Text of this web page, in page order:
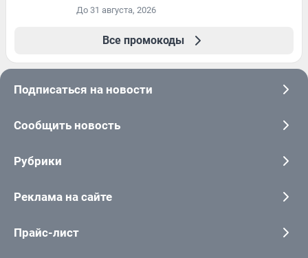
До 31 августа, 2026
Все промокоды
Подписаться на новости
Сообщить новость
Рубрики
Реклама на сайте
Прайс-лист